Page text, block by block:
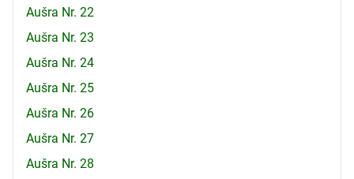
Aušra Nr. 22
Aušra Nr. 23
Aušra Nr. 24
Aušra Nr. 25
Aušra Nr. 26
Aušra Nr. 27
Aušra Nr. 28